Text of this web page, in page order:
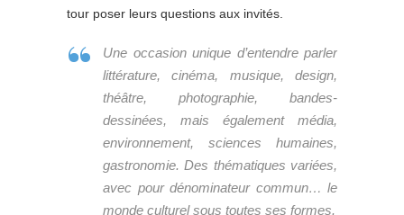
tour poser leurs questions aux invités.
Une occasion unique d’entendre parler
littérature, cinéma, musique, design,
théâtre, photographie, bandes-
dessinées, mais également média,
environnement, sciences humaines,
gastronomie. Des thématiques variées,
avec pour dénominateur commun… le
monde culturel sous toutes ses formes.